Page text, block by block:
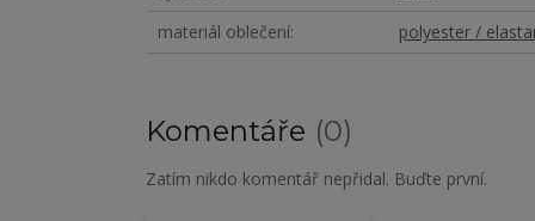
materiál oblečení
polyester /
Komentáře 0
Zatím nikdo komentář nepřidal. Buďte první.